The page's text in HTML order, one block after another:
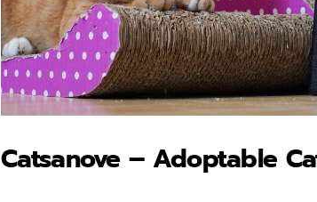
Catsanove – Adoptable